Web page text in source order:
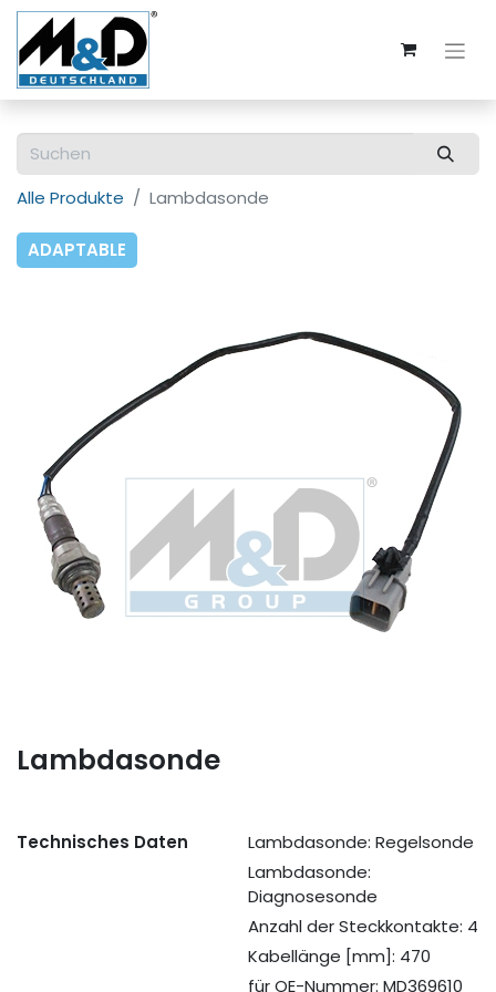
Alle Produkte Lambdasonde
ADAPTABLE
Lambdasonde
Technisches Daten
Lambdasonde: Regelsonde
Lambdasonde:
Diagnosesonde
Anzahl der Steckkontakte: 4
Kabellänge [mm]: 470
für OE-Nummer: MD369610